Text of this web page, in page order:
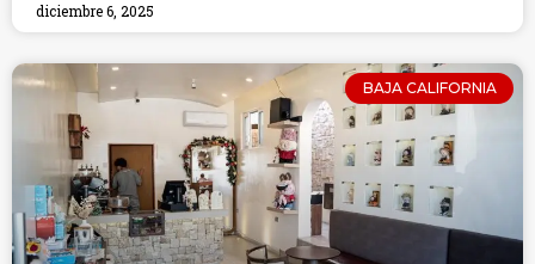
diciembre 6, 2025
BAJA CALIFORNIA